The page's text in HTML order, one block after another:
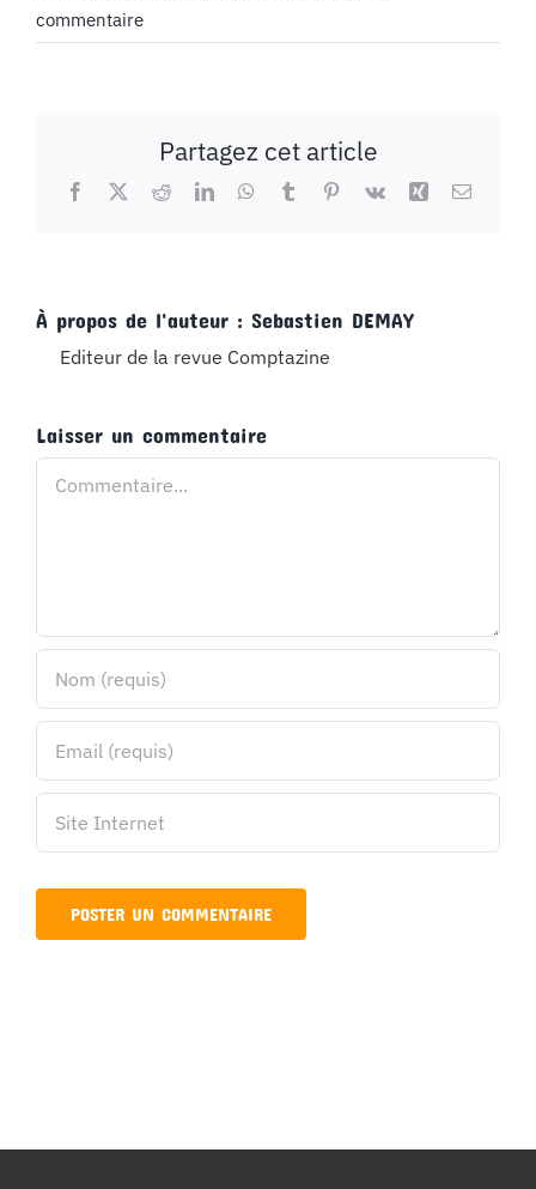
commentaire
Partagez cet article
Facebook
X RedditLinkedInWhatsApp
TumblrPinterest
Vk Xing Email
À propos de l'auteur : Sebastien DEMAY
Editeur de la revue Comptazine
Laisser un commentaire
Commentaire